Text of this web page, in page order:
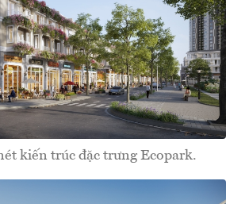
kiến trúc đặc trưng Ecopark.